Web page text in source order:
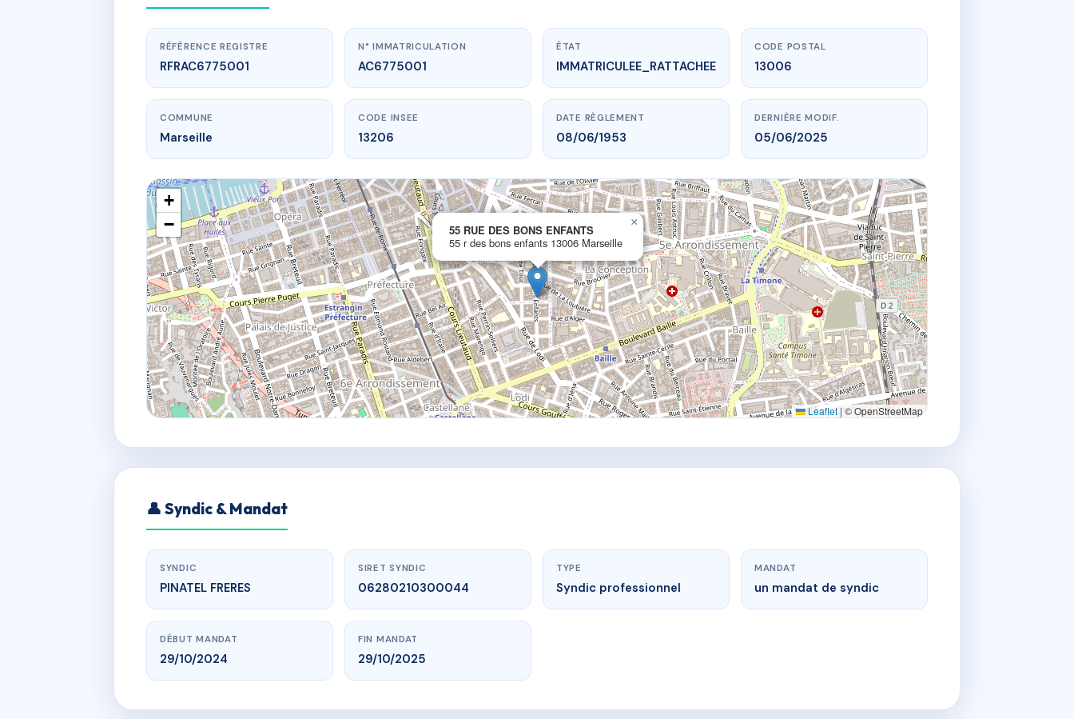
www.vme.plus/AC6775001
55 RUE DES BONS ENFANTS
55 r des bons enfants13006 Marseille
RÉFÉRENCE REGISTRE
RFRAC6775001
N° IMMATRICULATION
AC6775001
ÉTAT
IMMATRICULEE_RATTACHEE
CODE POSTAL
13006
COMMUNE
Marseille
CODE INSEE
13206
DATE RÈGLEMENT
08/06/1953
DERNIÈRE MODIF.
05/06/2025
55 RUE DES BONS ENFANTS
55 r des bons enfants 13006 Marseille
×
+
−
Leaflet | © OpenStreetMap
👤 Syndic & Mandat
SYNDIC
PINATEL FRERES
SIRET SYNDIC
06280210300044
TYPE
Syndic professionnel
MANDAT
un mandat de syndic
DÉBUT MANDAT
29/10/2024
FIN MANDAT
29/10/2025